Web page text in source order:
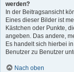
werden?
In der Beitragsansicht
Eines dieser Bilder ist
Kästchen oder Punkte,
angeben. Das andere,
Es handelt sich hierbei
Benutzer zu Benutzer
Nach oben